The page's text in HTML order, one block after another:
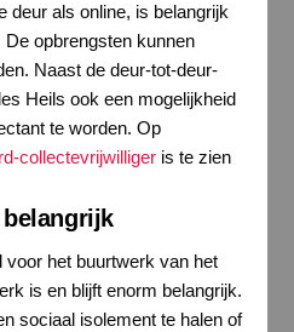
deur als online, is belangrijk
opbrengsten kunnen
Naast de deur-tot-deur-
Heils ook een mogelijkheid
te worden. Op
collectevrijwilligeris te zien
het buurtwerk van het
is en blijft enorm belangrijk.
sociaal isolement te halen of